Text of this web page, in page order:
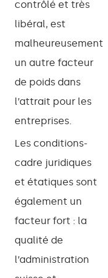
contrôlé et très
libéral, est
malheureusement
un autre facteur
de poids dans
l’attrait pour les
entreprises.
Les conditions-
cadre juridiques
et étatiques sont
également un
facteur fort : la
qualité de
l’administration